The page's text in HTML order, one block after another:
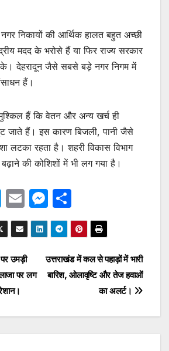
निकायों की आर्थिक हालत बहुत अच्छी
मदद के भरोसे हैं या फिर राज्य सरकार
देहरादून जैसे सबसे बड़े नगर निगम में
हैं।
हैं कि वेतन और अन्य खर्च ही
जाते हैं। इस कारण बिजली, पानी जैसे
लटका रहता है। शहरी विकास विभाग
की कोशिशों में भी लग गया है।
T
w
itt
er
E
m
ai
l
M
e
s
s
e
g
h
ar
e
उत्तराखंड में कल से पहाड़ों में भारी
बारिश, ओलावृष्टि और तेज हवाओं
का अलर्ट।
उमड़ी
पर लग